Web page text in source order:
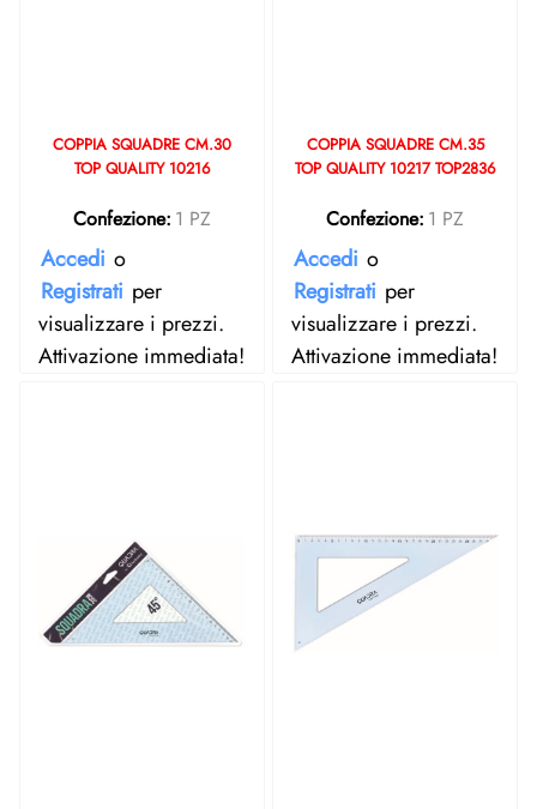
COPPIA SQUADRE CM.30
TOP QUALITY 10216
Confezione: 1 PZ
Accedi o
Registrati per
visualizzare i prezzi.
Attivazione immediata!
COPPIA SQUADRE CM.35
TOP QUALITY 10217 TOP2836
Confezione: 1 PZ
Accedi o
Registrati per
visualizzare i prezzi.
Attivazione immediata!